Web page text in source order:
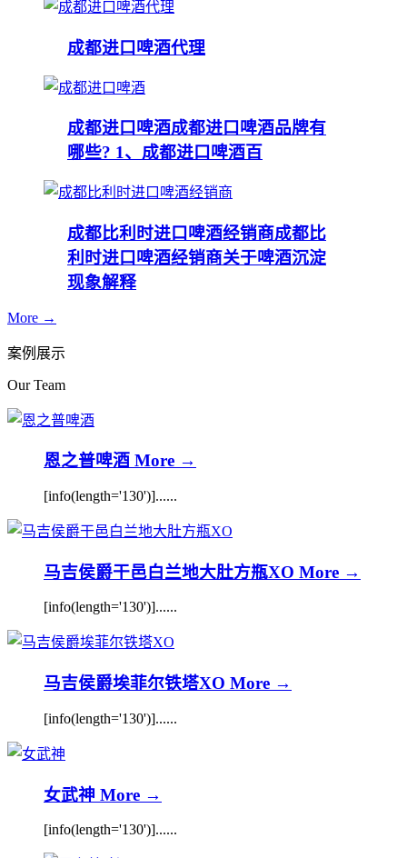
成都进口啤酒代理
成都进口啤酒成都进口啤酒品牌有
哪些? 1、成都进口啤酒百
成都比利时进口啤酒经销商成都比
利时进口啤酒经销商关于啤酒沉淀
现象解释
More →
案例展示
Our Team
恩之普啤酒 More →
[info(length='130')]......
马吉侯爵干邑白兰地大肚方瓶XO More →
[info(length='130')]......
马吉侯爵埃菲尔铁塔XO More →
[info(length='130')]......
女武神 More →
[info(length='130')]......